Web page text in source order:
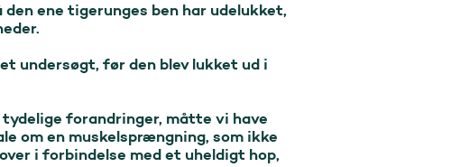
ene tigerunges ben har udelukket,
undersøgt, før den blev lukket ud i
tydelige forandringer, måtte vi have
om en muskelsprængning, som ikke
i forbindelse med et uheldigt hop,